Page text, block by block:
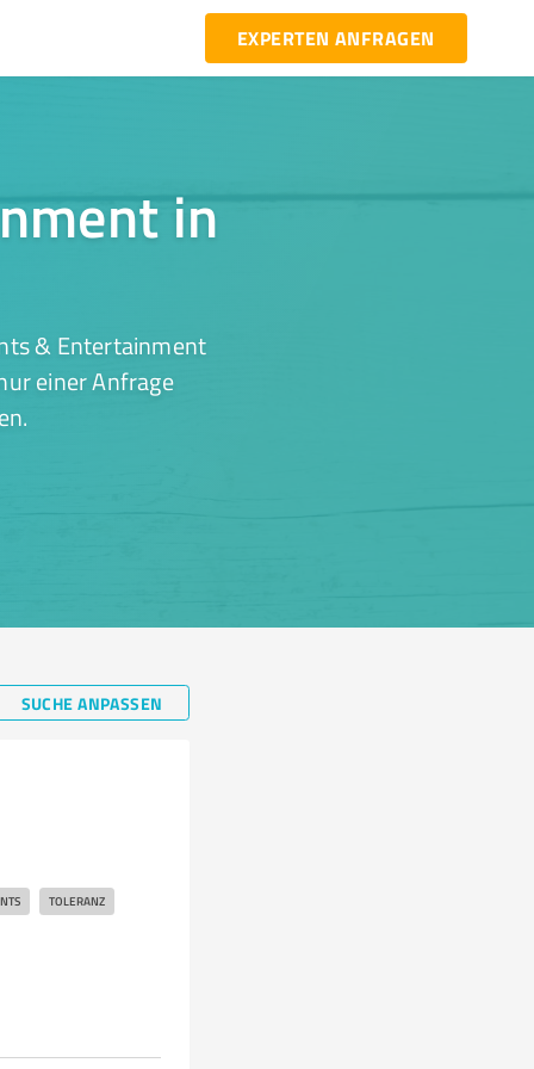
EXPERTEN ANFRAGEN
in
& Entertainment
einer Anfrage
SUCHE ANPASSEN
TOLERANZ